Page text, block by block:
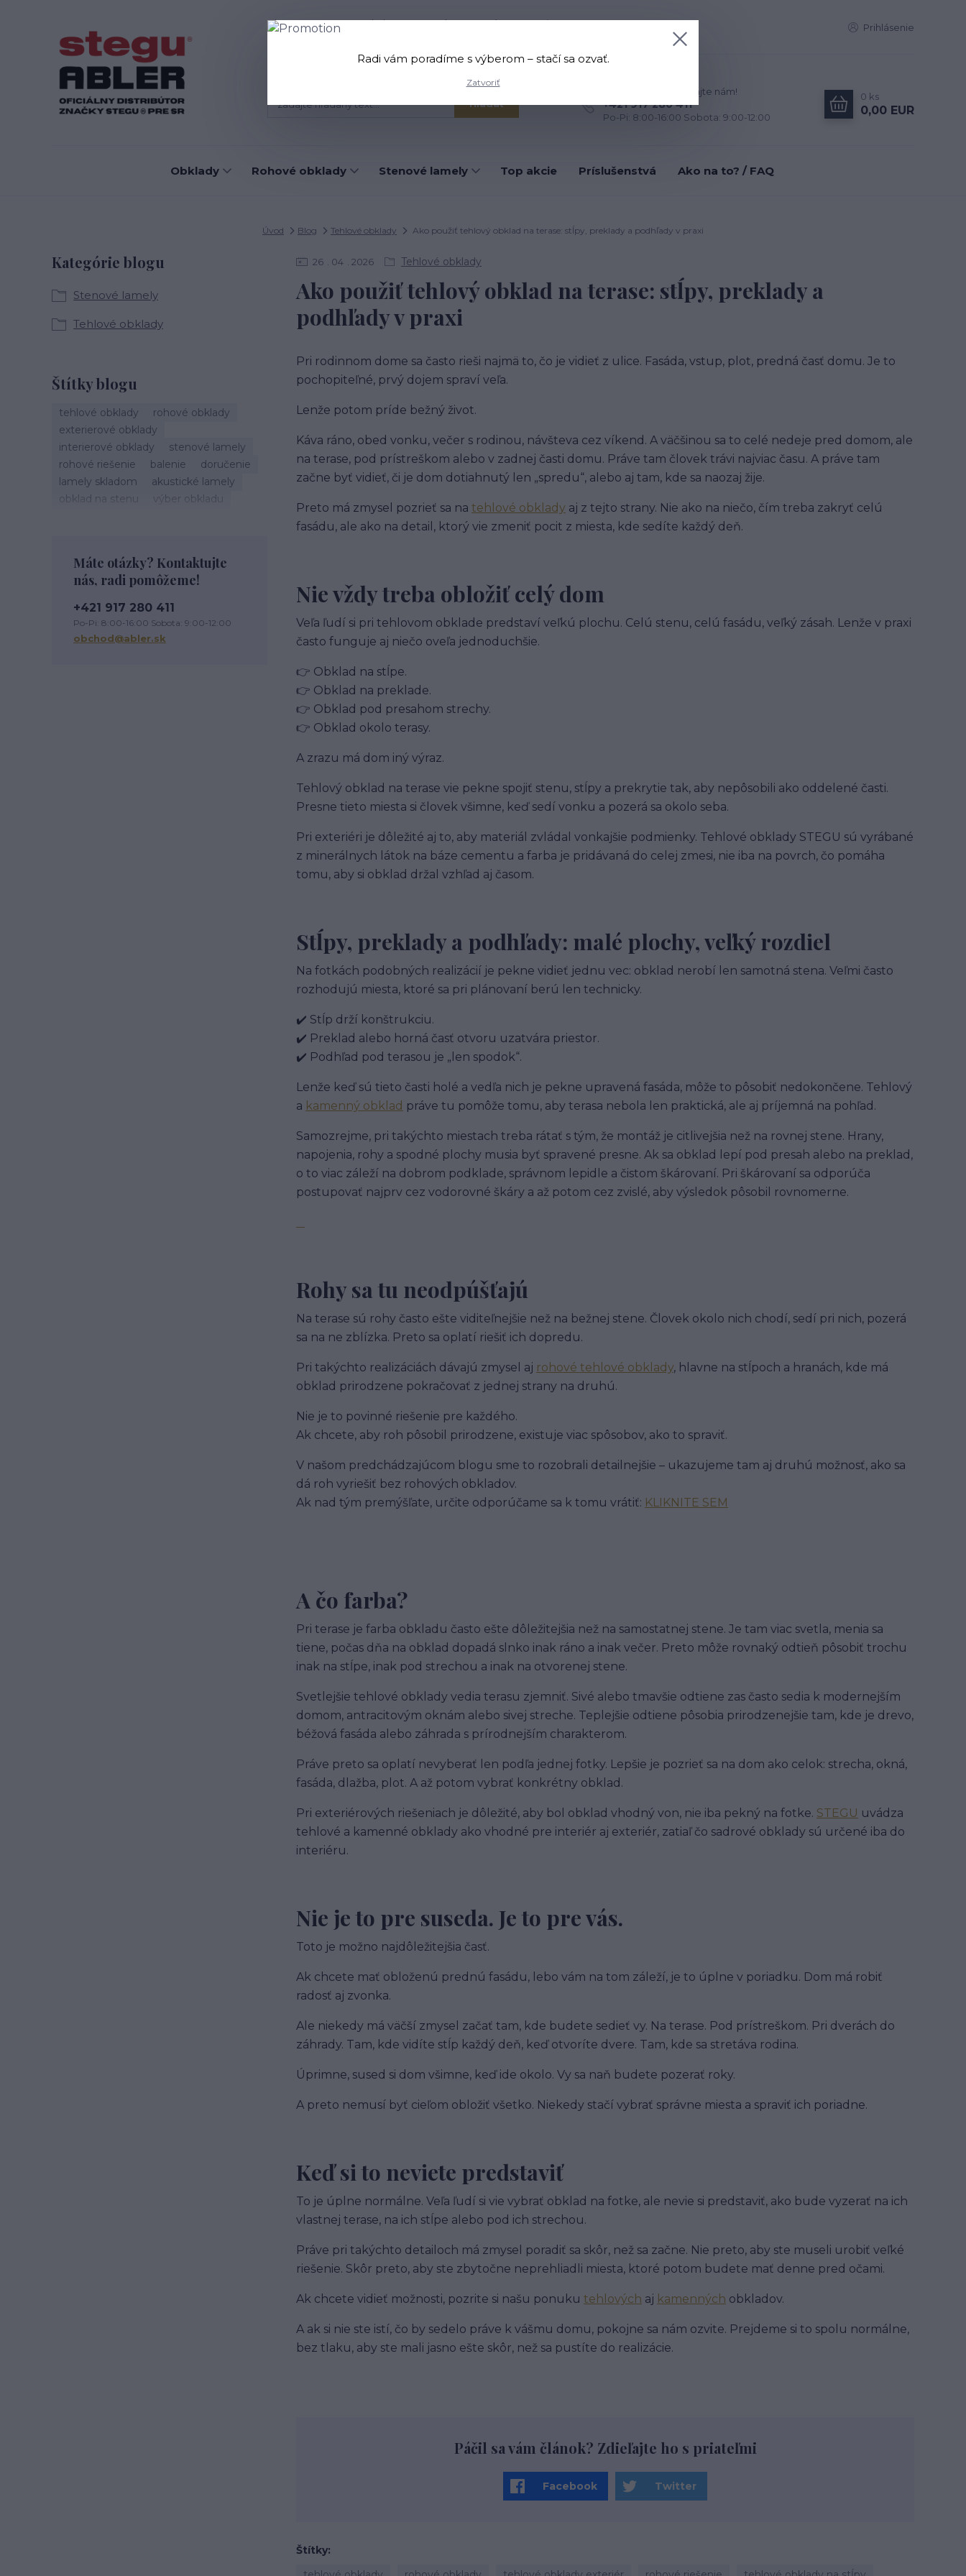
Blog Doprava a platba Kontakt O nás Viac Prihlásenie
Hľadať
Máte otázky? Zavolajte nám!
+421 917 280 411
Po-Pi: 8:00-16:00 Sobota: 9:00-12:00
0 ks
0,00 EUR
Obklady Rohové obklady Stenové lamely Top akcie Príslušenstvá Ako na to? / FAQ
Úvod Blog Tehlové obklady Ako použiť tehlový obklad na terase: stĺpy, preklady a podhľady v praxi
Kategórie blogu
Stenové lamely
Tehlové obklady
Štítky blogu
tehlové obklady
rohové obklady
exterierové obklady
interierové obklady
stenové lamely
rohové riešenie
balenie
doručenie
lamely skladom
akustické lamely
obklad na stenu
výber obkladu
sadrové obklady
tehlové obklady exteriér
tehlové obklady na stĺpy
tehlové obklady terasa
obklad na terasu
exterierový obklad
Máte otázky? Kontaktujte
nás, radi pomôžeme!
+421 917 280 411
Po-Pi: 8:00-16:00 Sobota: 9:00-12:00
obchod@abler.sk
26 04 2026 Tehlové obklady
Ako použiť tehlový obklad na terase: stĺpy, preklady a
podhľady v praxi
Pri rodinnom dome sa často rieši najmä to, čo je vidieť z ulice. Fasáda, vstup, plot, predná časť domu. Je to
pochopiteľné, prvý dojem spraví veľa.
Lenže potom príde bežný život.
Káva ráno, obed vonku, večer s rodinou, návšteva cez víkend. A väčšinou sa to celé nedeje pred domom, ale
na terase, pod prístreškom alebo v zadnej časti domu. Práve tam človek trávi najviac času. A práve tam
začne byť vidieť, či je dom dotiahnutý len „spredu“, alebo aj tam, kde sa naozaj žije.
Preto má zmysel pozrieť sa na tehlové obklady aj z tejto strany. Nie ako na niečo, čím treba zakryť celú
fasádu, ale ako na detail, ktorý vie zmeniť pocit z miesta, kde sedíte každý deň.
Nie vždy treba obložiť celý dom
Veľa ľudí si pri tehlovom obklade predstaví veľkú plochu. Celú stenu, celú fasádu, veľký zásah. Lenže v praxi
často funguje aj niečo oveľa jednoduchšie.
👉 Obklad na stĺpe.
👉 Obklad na preklade.
👉 Obklad pod presahom strechy.
👉 Obklad okolo terasy.
A zrazu má dom iný výraz.
Tehlový obklad na terase vie pekne spojiť stenu, stĺpy a prekrytie tak, aby nepôsobili ako oddelené časti.
Presne tieto miesta si človek všimne, keď sedí vonku a pozerá sa okolo seba.
Pri exteriéri je dôležité aj to, aby materiál zvládal vonkajšie podmienky. Tehlové obklady STEGU sú vyrábané
z minerálnych látok na báze cementu a farba je pridávaná do celej zmesi, nie iba na povrch, čo pomáha
tomu, aby si obklad držal vzhľad aj časom.
Stĺpy, preklady a podhľady: malé plochy, veľký rozdiel
Na fotkách podobných realizácií je pekne vidieť jednu vec: obklad nerobí len samotná stena. Veľmi často
rozhodujú miesta, ktoré sa pri plánovaní berú len technicky.
✔️ Stĺp drží konštrukciu.
✔️ Preklad alebo horná časť otvoru uzatvára priestor.
✔️ Podhľad pod terasou je „len spodok“.
Lenže keď sú tieto časti holé a vedľa nich je pekne upravená fasáda, môže to pôsobiť nedokončene. Tehlový
a kamenný obklad práve tu pomôže tomu, aby terasa nebola len praktická, ale aj príjemná na pohľad.
Samozrejme, pri takýchto miestach treba rátať s tým, že montáž je citlivejšia než na rovnej stene. Hrany,
napojenia, rohy a spodné plochy musia byť spravené presne. Ak sa obklad lepí pod presah alebo na preklad,
o to viac záleží na dobrom podklade, správnom lepidle a čistom škárovaní. Pri škárovaní sa odporúča
postupovať najprv cez vodorovné škáry a až potom cez zvislé, aby výsledok pôsobil rovnomerne.
Rohy sa tu neodpúšťajú
Na terase sú rohy často ešte viditeľnejšie než na bežnej stene. Človek okolo nich chodí, sedí pri nich, pozerá
sa na ne zblízka. Preto sa oplatí riešiť ich dopredu.
Pri takýchto realizáciách dávajú zmysel aj rohové tehlové obklady, hlavne na stĺpoch a hranách, kde má
obklad prirodzene pokračovať z jednej strany na druhú.
Nie je to povinné riešenie pre každého.
Ak chcete, aby roh pôsobil prirodzene, existuje viac spôsobov, ako to spraviť.
V našom predchádzajúcom blogu sme to rozobrali detailnejšie – ukazujeme tam aj druhú možnosť, ako sa
dá roh vyriešiť bez rohových obkladov.
Ak nad tým premýšľate, určite odporúčame sa k tomu vrátiť: KLIKNITE SEM
A čo farba?
Pri terase je farba obkladu často ešte dôležitejšia než na samostatnej stene. Je tam viac svetla, menia sa
tiene, počas dňa na obklad dopadá slnko inak ráno a inak večer. Preto môže rovnaký odtieň pôsobiť trochu
inak na stĺpe, inak pod strechou a inak na otvorenej stene.
Svetlejšie tehlové obklady vedia terasu zjemniť. Sivé alebo tmavšie odtiene zas často sedia k modernejším
domom, antracitovým oknám alebo sivej streche. Teplejšie odtiene pôsobia prirodzenejšie tam, kde je drevo,
béžová fasáda alebo záhrada s prírodnejším charakterom.
Práve preto sa oplatí nevyberať len podľa jednej fotky. Lepšie je pozrieť sa na dom ako celok: strecha, okná,
fasáda, dlažba, plot. A až potom vybrať konkrétny obklad.
Pri exteriérových riešeniach je dôležité, aby bol obklad vhodný von, nie iba pekný na fotke. STEGU uvádza
tehlové a kamenné obklady ako vhodné pre interiér aj exteriér, zatiaľ čo sadrové obklady sú určené iba do
interiéru.
Nie je to pre suseda. Je to pre vás.
Toto je možno najdôležitejšia časť.
Ak chcete mať obloženú prednú fasádu, lebo vám na tom záleží, je to úplne v poriadku. Dom má robiť
radosť aj zvonka.
Ale niekedy má väčší zmysel začať tam, kde budete sedieť vy. Na terase. Pod prístreškom. Pri dverách do
záhrady. Tam, kde vidíte stĺp každý deň, keď otvoríte dvere. Tam, kde sa stretáva rodina.
Úprimne, sused si dom všimne, keď ide okolo. Vy sa naň budete pozerať roky.
A preto nemusí byť cieľom obložiť všetko. Niekedy stačí vybrať správne miesta a spraviť ich poriadne.
Keď si to neviete predstaviť
To je úplne normálne. Veľa ľudí si vie vybrať obklad na fotke, ale nevie si predstaviť, ako bude vyzerať na ich
vlastnej terase, na ich stĺpe alebo pod ich strechou.
Práve pri takýchto detailoch má zmysel poradiť sa skôr, než sa začne. Nie preto, aby ste museli urobiť veľké
riešenie. Skôr preto, aby ste zbytočne neprehliadli miesta, ktoré potom budete mať denne pred očami.
Ak chcete vidieť možnosti, pozrite si našu ponuku tehlových aj kamenných obkladov.
A ak si nie ste istí, čo by sedelo práve k vášmu domu, pokojne sa nám ozvite. Prejdeme si to spolu normálne,
bez tlaku, aby ste mali jasno ešte skôr, než sa pustíte do realizácie.
Páčil sa vám článok? Zdieľajte ho s priateľmi
Facebook Twitter
Štítky
Radi vám poradíme s výberom – stačí sa ozvať.
Zatvoriť